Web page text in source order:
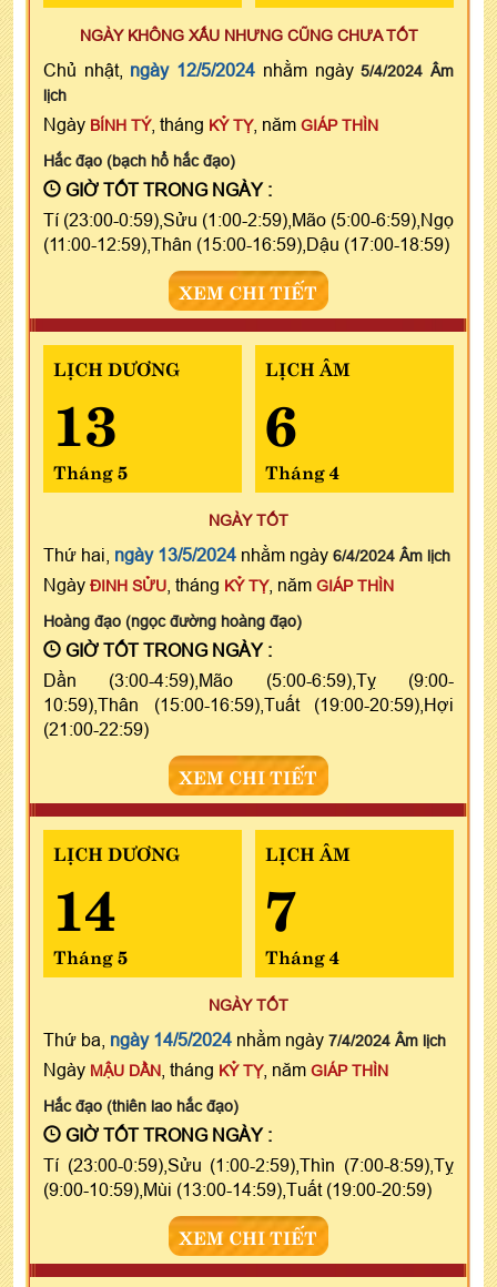
NGÀY KHÔNG XẤU NHƯNG CŨNG CHƯA TỐT
Chủ nhật, ngày 12/5/2024 nhằm ngày5/4/2024 Âm
lịch
Ngày BÍNH TÝ, tháng KỶ TỴ, năm GIÁP THÌN
Hắc đạo (bạch hổ hắc đạo)
GIỜ TỐT TRONG NGÀY :
Tí (23:00-0:59),Sửu (1:00-2:59),Mão (5:00-6:59),Ngọ
(11:00-12:59),Thân (15:00-16:59),Dậu (17:00-18:59)
XEM CHI TIẾT
LỊCH DƯƠNG
13
Tháng 5
LỊCH ÂM
6
Tháng 4
NGÀY TỐT
Thứ hai, ngày 13/5/2024 nhằm ngày 6/4/2024 Âm lịch
Ngày ĐINH SỬU , tháng KỶ TỴ, năm GIÁP THÌN
Hoàng đạo (ngọc đường hoàng đạo)
GIỜ TỐT TRONG NGÀY :
Dần (3:00-4:59),Mão (5:00-6:59),Tỵ (9:00-
10:59),Thân (15:00-16:59),Tuất (19:00-20:59),Hợi
(21:00-22:59)
XEM CHI TIẾT
LỊCH DƯƠNG
14
Tháng 5
LỊCH ÂM
7
Tháng 4
NGÀY TỐT
Thứ ba, ngày 14/5/2024 nhằm ngày 7/4/2024 Âm lịch
Ngày MẬU DẦN , tháng KỶ TỴ, năm GIÁP THÌN
Hắc đạo (thiên lao hắc đạo)
GIỜ TỐT TRONG NGÀY :
Tí (23:00-0:59),Sửu (1:00-2:59),Thìn (7:00-8:59),Tỵ
(9:00-10:59),Mùi (13:00-14:59),Tuất (19:00-20:59)
XEM CHI TIẾT